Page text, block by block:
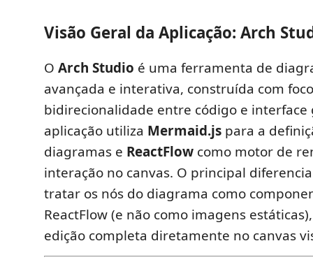
Visão Geral da Aplicação: Arch
O Arch Studio é uma ferramenta de
avançada e interativa, construída com
bidirecionalidade entre código e interface
aplicação utiliza Mermaid.js para a
diagramas e ReactFlow como motor de
interação no canvas. O principal
tratar os nós do diagrama como
ReactFlow (e não como imagens
edição completa diretamente no canvas